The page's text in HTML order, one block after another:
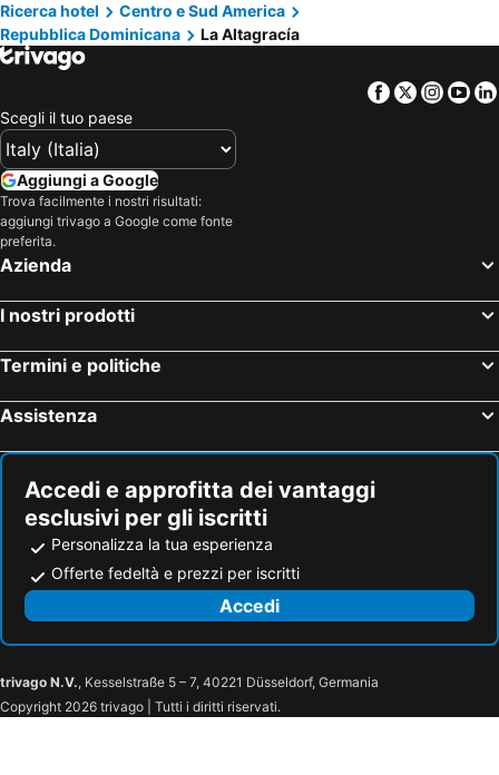
Hotel Lago di Garda
Hotel Isola d'Elba
Hotel Riviera Romagnola
Hotel Abruzzo
Hotel Valle d'Aosta
Hotel Marche
Hotel Malta
Hotel Croazia
Hotel Mallorca
Hotel Val Di Fassa
Ricerca hotel
Centro e Sud America
Repubblica Dominicana
La Altagracía
Facebook
Twitter
Scegli il tuo paese
Aggiungi a Google
Trova facilmente i nostri risultati:
aggiungi trivago a Google come fonte
preferita.
Azienda
I nostri prodotti
Termini e politiche
Assistenza
Accedi e approfitta dei vantaggi
esclusivi per gli iscritti
Personalizza la tua esperienza
Offerte fedeltà e prezzi per iscritti
Accedi
trivago N.V., Kesselstraße 5 – 7, 40221 Düsseldorf, Germania
Copyright 2026 trivago | Tutti i diritti riservati.